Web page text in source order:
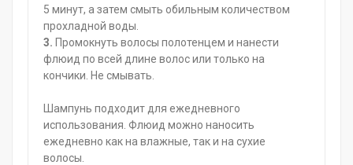
5 минут, а затем смыть обильным количеством
прохладной воды.
3. Промокнуть волосы полотенцем и нанести
флюид по всей длине волос или только на
кончики. Не смывать.
Шампунь подходит для ежедневного
использования. Флюид можно наносить
ежедневно как на влажные, так и на сухие
волосы.